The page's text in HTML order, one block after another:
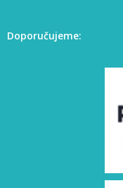
Doporučujeme: